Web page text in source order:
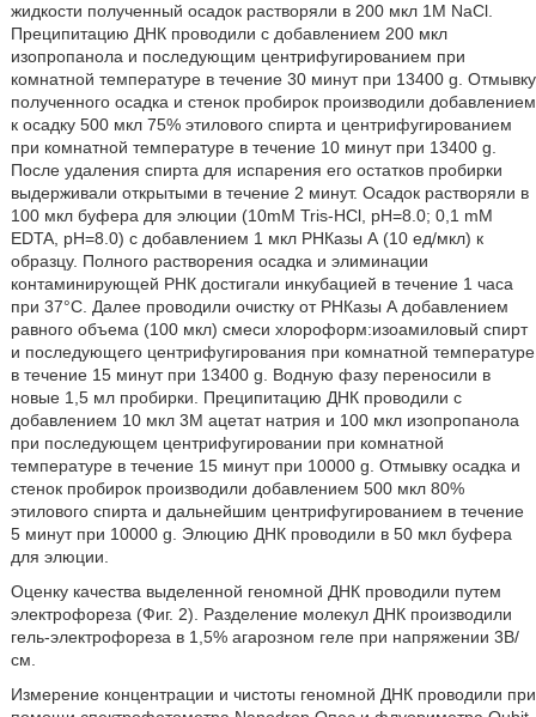
жидкости полученный осадок растворяли в 200 мкл 1М NaCl.
Преципитацию ДНК проводили с добавлением 200 мкл
изопропанола и последующим центрифугированием при
комнатной температуре в течение 30 минут при 13400 g. Отмывку
полученного осадка и стенок пробирок производили добавлением
к осадку 500 мкл 75% этилового спирта и центрифугированием
при комнатной температуре в течение 10 минут при 13400 g.
После удаления спирта для испарения его остатков пробирки
выдерживали открытыми в течение 2 минут. Осадок растворяли в
100 мкл буфера для элюции (10mМ Tris-HCl, рН=8.0; 0,1 mМ
EDTA, рН=8.0) с добавлением 1 мкл РНКазы А (10 ед/мкл) к
образцу. Полного растворения осадка и элиминации
контаминирующей РНК достигали инкубацией в течение 1 часа
при 37°С. Далее проводили очистку от РНКазы А добавлением
равного объема (100 мкл) смеси хлороформ:изоамиловый спирт
и последующего центрифугирования при комнатной температуре
в течение 15 минут при 13400 g. Водную фазу переносили в
новые 1,5 мл пробирки. Преципитацию ДНК проводили с
добавлением 10 мкл 3М ацетат натрия и 100 мкл изопропанола
при последующем центрифугировании при комнатной
температуре в течение 15 минут при 10000 g. Отмывку осадка и
стенок пробирок производили добавлением 500 мкл 80%
этилового спирта и дальнейшим центрифугированием в течение
5 минут при 10000 g. Элюцию ДНК проводили в 50 мкл буфера
для элюции.
Оценку качества выделенной геномной ДНК проводили путем
электрофореза (Фиг. 2). Разделение молекул ДНК производили
гель-электрофореза в 1,5% агарозном геле при напряжении 3В/
см.
Измерение концентрации и чистоты геномной ДНК проводили при